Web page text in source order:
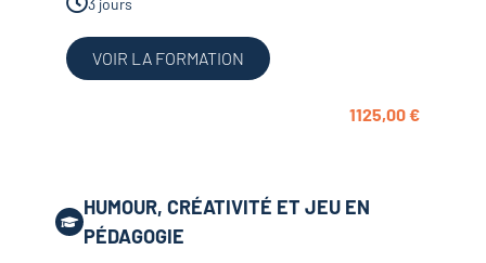
VOIR LA FORMATION
1125,00€
HUMOUR, CRÉATIVITÉ ET JEU EN
PÉDAGOGIE